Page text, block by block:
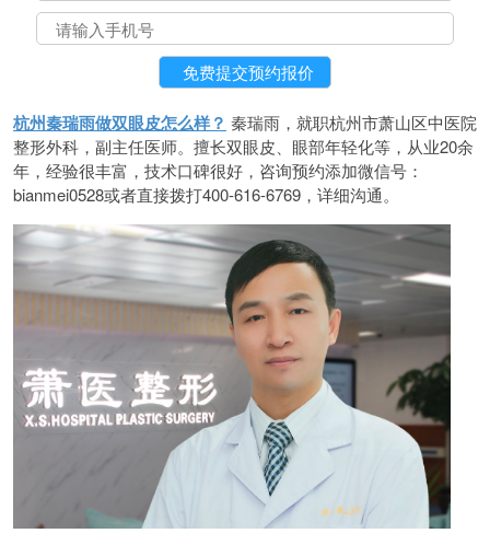
杭州秦瑞雨做双眼皮怎么样？ 秦瑞雨，就职杭州市萧山区中医院
整形外科，副主任医师。擅长双眼皮、眼部年轻化等，从业20余
年，经验很丰富，技术口碑很好，咨询预约添加微信号：
bianmei0528或者直接拨打400-616-6769，详细沟通。